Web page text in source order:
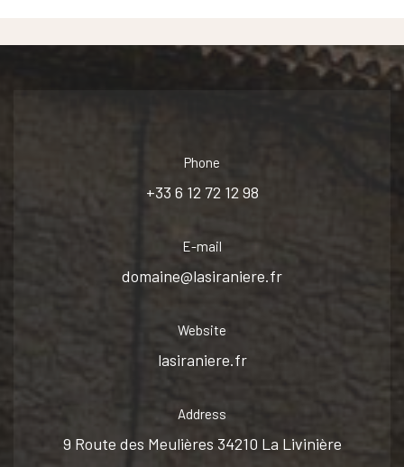
Phone
+33 6 12 72 12 98
E-mail
domaine@lasiraniere.fr
Website
lasiraniere.fr
Address
9 Route des Meulières 34210 La Livinière